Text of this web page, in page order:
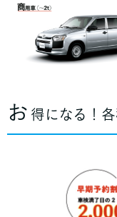
お 得になる！各